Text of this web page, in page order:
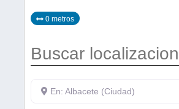
0 metros
Buscar
En: Albacete (Ciudad)